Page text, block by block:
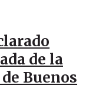
de la
Buenos